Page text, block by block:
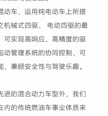
动车，运用纯电动车上所搭
机械式四驱， 电动四驱的最
可实现高响应、高精度的驱
动管理系统的协同控制，可
兼顾安全性与驾驶乐趣。
进的混合动力车型外，我们
内的传统燃油车事业体质来